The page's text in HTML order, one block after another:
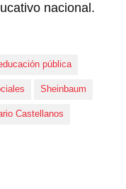
nacional.
pública
Sheinbaum
Castellanos